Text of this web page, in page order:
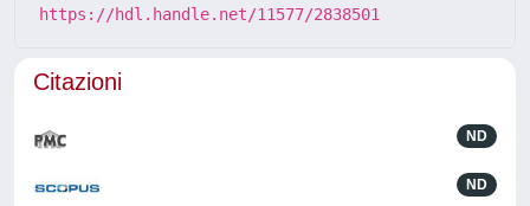
https://hdl.handle.net/11577/2838501
Citazioni
ND
ND